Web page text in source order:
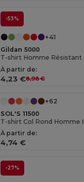
-53%
+41
Gildan 5000
À partir de:
4,23 €8,98 €
+62
SOL'S 11500
À partir de:
4,74 €
-27%